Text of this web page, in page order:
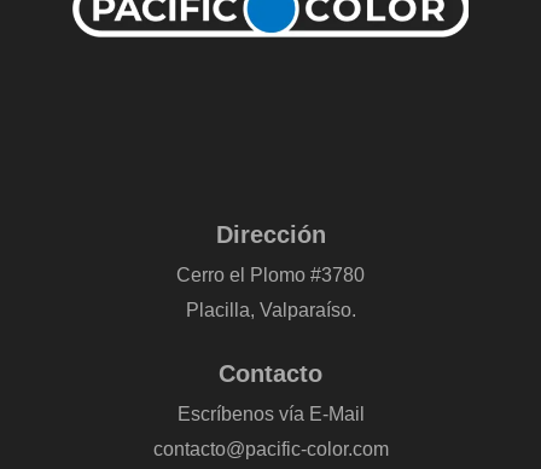
Dirección
Cerro el Plomo #3780
Placilla, Valparaíso.
Contacto
Escríbenos vía E-Mail
contacto@pacific-color.com